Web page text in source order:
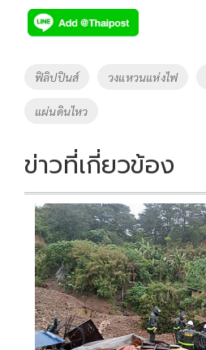
e
b
o
o
k
tt
er
p
y
Li
Tags
ฟิลิปปินส์ วงแหวนแห่งไฟ
แผ่นดินไหว
ข่าวที่เกี่ยวข้อง